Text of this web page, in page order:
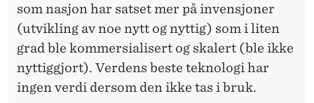
som nasjon har satset mer på invensjoner
(utvikling av noe nytt og nyttig) som i liten
grad ble kommersialisert og skalert (ble ikke
nyttiggjort). Verdens beste teknologi har
ingen verdi dersom den ikke tas i bruk.